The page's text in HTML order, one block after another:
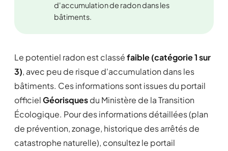
d'accumulation de radon dans les
bâtiments.
Le potentiel radon est classéfaible (catégorie 1 sur
3), avec peu de risque d'accumulation dans les
bâtiments. Ces informations sont issues du portail
officielGéorisquesdu Ministère de la Transition
Écologique. Pour des informations détaillées (plan
de prévention, zonage, historique des arrêtés de
catastrophe naturelle), consultez le portail